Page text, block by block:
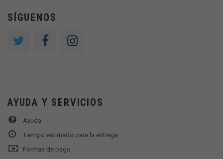
SÍGUENOS
AYUDA Y SERVICIOS
Ayuda
Tiempo estimado para la entrega
Formas de pago